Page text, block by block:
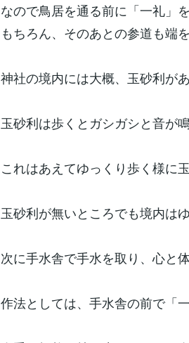
なので鳥居を通る前に「一礼」
もちろん、そのあとの参道も端
神社の境内には大概、玉砂利があ
玉砂利は歩くとガシガシと音が鳴
これはあえてゆっくり歩く様に
玉砂利が無いところでも境内は
次に手水舎で手水を取り、心と
作法としては、手水舎の前で「